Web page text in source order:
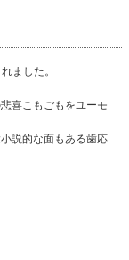
ました。
喜こもごもをユーモ
説的な面もある歯応